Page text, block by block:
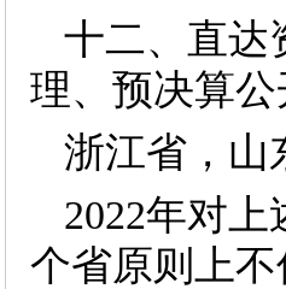
十二、直达
理、预决算
浙江省，山
2022年对
个省原则上